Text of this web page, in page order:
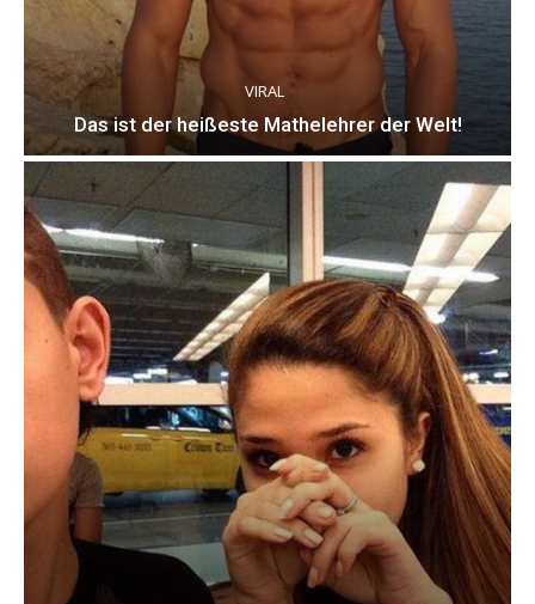
VIRAL
Das ist der heißeste Mathelehrer der Welt!